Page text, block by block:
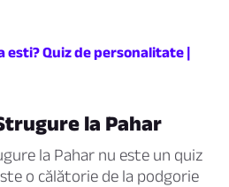
esti? Quiz de personalitate |
la Pahar
la Pahar nu este un quiz
o călătorie de la podgorie